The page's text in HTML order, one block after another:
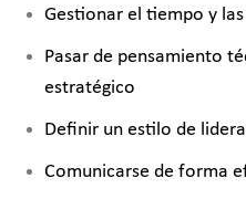
Gestionar el tiempo y las
Pasar de pensamiento
estratégico
Definir un estilo de
Comunicarse de forma